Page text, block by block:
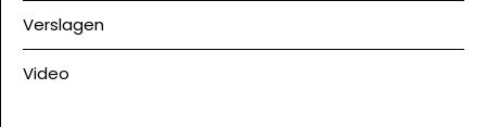
Verslagen
Video